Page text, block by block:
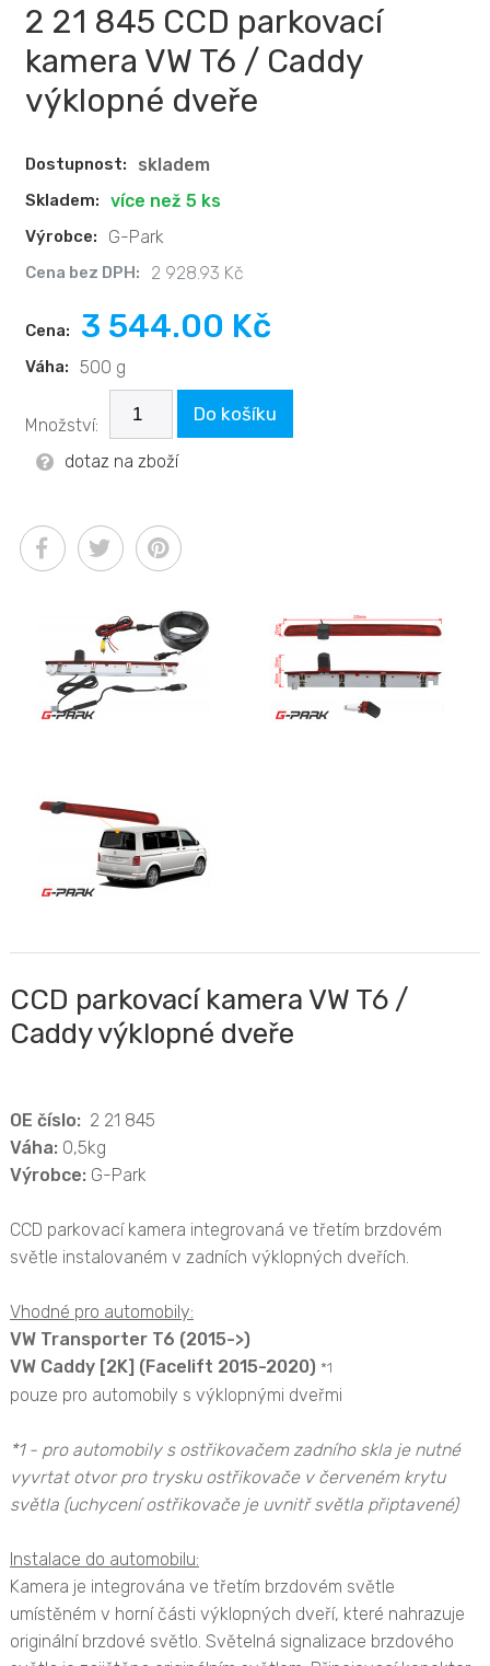
2 21 845 CCD parkovací
kamera VW T6 / Caddy
výklopné dveře
Dostupnost: skladem
Skladem: více než 5 ks
Výrobce: G-Park
Cena bez DPH: 2 928.93 Kč
Cena: 3 544.00 Kč
Váha: 500 g
Množství: Do košíku
dotaz na zboží
CCD parkovací kamera VW T6 /
Caddy výklopné dveře
OE číslo: 2 21 845
Váha: 0,5kg
Výrobce: G-Park
CCD parkovací kamera integrovaná ve třetím brzdovém
světle instalovaném v zadních výklopných dveřích.
Vhodné pro automobily:
VW Transporter T6 (2015->)
VW Caddy [2K] (Facelift 2015-2020) *1
pouze pro automobily s výklopnými dveřmi
*1 - pro automobily s ostřikovačem zadního skla je nutné
vyvrtat otvor pro trysku ostřikovače v červeném krytu
světla (uchycení ostřikovače je uvnitř světla připtavené)
Instalace do automobilu:
Kamera je integrována ve třetím brzdovém světle
umístěném v horní části výklopných dveří, které nahrazuje
originální brzdové světlo. Světelná signalizace brzdového